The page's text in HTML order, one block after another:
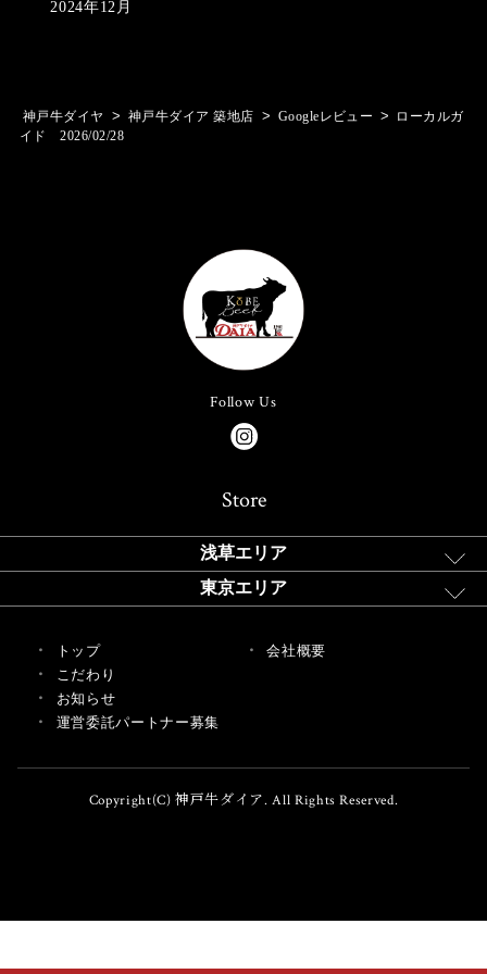
2024年12月
神戸牛ダイヤ > 神戸牛ダイア 築地店 > Googleレビュー >
ローカルガ
イド 2026/02/28
Follow Us
Store
浅草エリア
東京エリア
トップ
こだわり
お知らせ
運営委託パートナー募集
会社概要
Copyright(C) 神戸牛ダイア. All Rights Reserved.